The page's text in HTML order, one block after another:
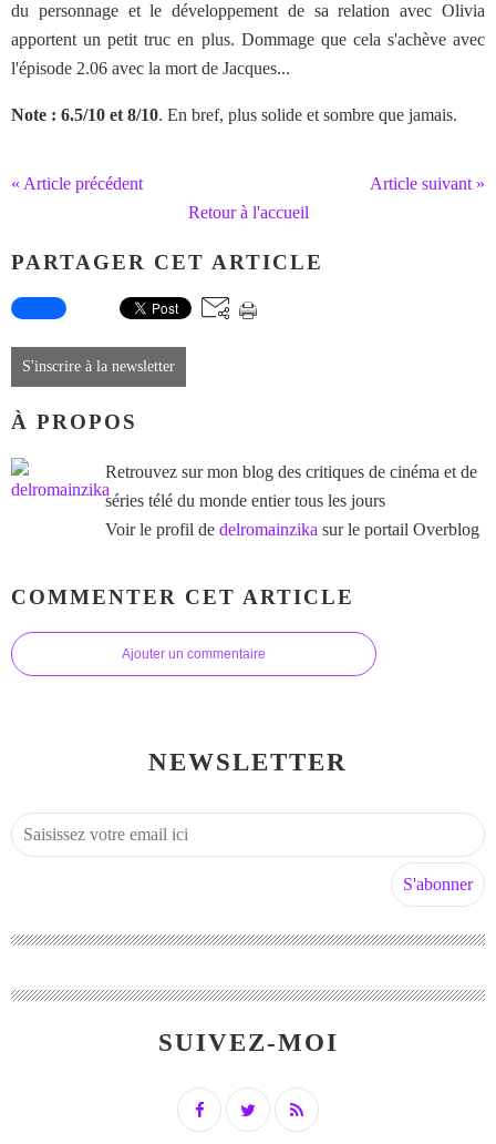
du personnage et le développement de sa relation avec Olivia
apportent un petit truc en plus. Dommage que cela s'achève avec
l'épisode 2.06 avec la mort de Jacques...
Note : 6.5/10 et 8/10. En bref, plus solide et sombre que jamais.
« Article précédent
Article suivant »
Retour à l'accueil
PARTAGER CET ARTICLE
S'inscrire à la newsletter
À PROPOS
Retrouvez sur mon blog des critiques de cinéma et de
séries télé du monde entier tous les jours
Voir le profil de delromainzika sur le portail Overblog
COMMENTER CET ARTICLE
Ajouter un commentaire
NEWSLETTER
SUIVEZ-MOI